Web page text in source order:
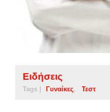
Ειδήσεις
Tags | Γυναίκες Τεστ